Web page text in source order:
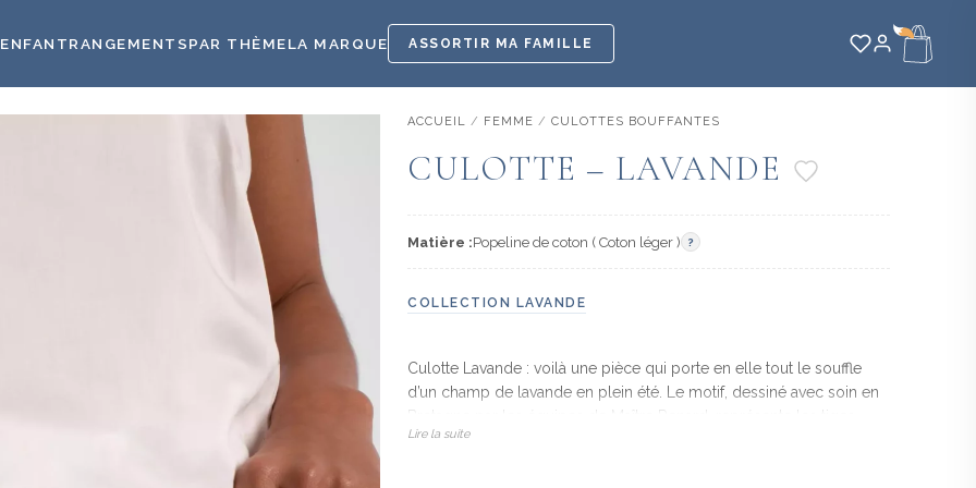
ENFANTRANGEMENTSPAR THÈMELA MARQUE ASSORTIR MA FAMILLE
ACCUEIL / FEMME / CULOTTES BOUFFANTES
CULOTTE – LAVANDE
Matière :Popeline de coton ( Coton léger ) ?
COLLECTION LAVANDE
Culotte Lavande : voilà une pièce qui porte en elle tout le souffle
d’un champ de lavande en plein été. Le motif, dessiné avec soin en
Bretagne par les équipes de Maître Renard, représente les tiges
fleuries de lavande dans leurs teintes caractéristiques — mauves,
Lire la suite